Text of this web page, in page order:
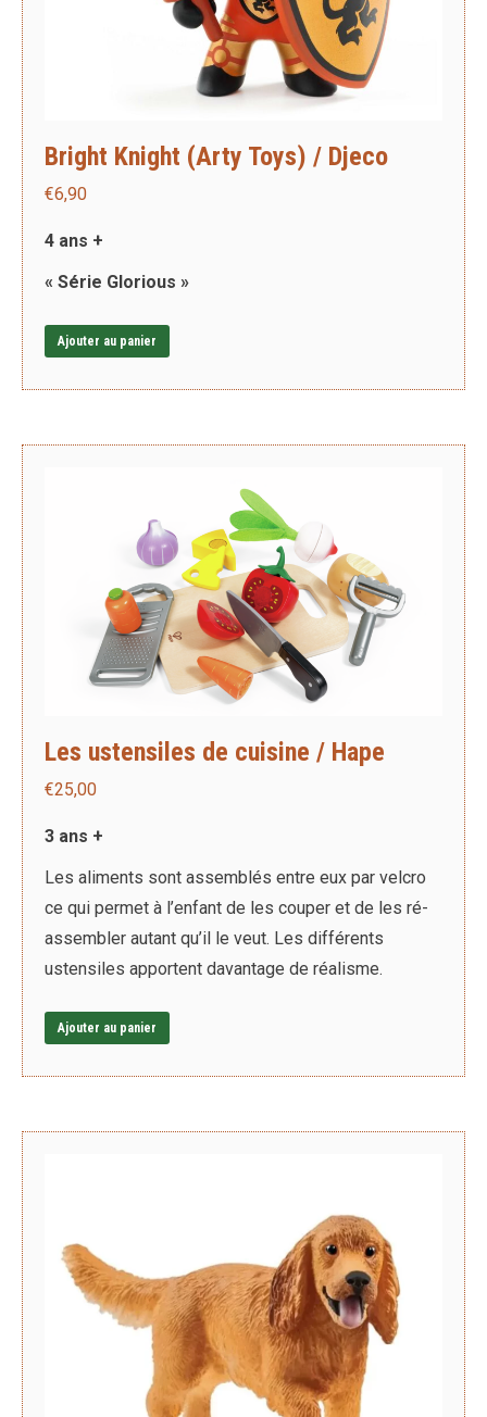
Bright Knight (Arty Toys) / Djeco
€6,90
4 ans +
« Série Glorious »
Ajouter au panier
Les ustensiles de cuisine / Hape
€25,00
3 ans +
Les aliments sont assemblés entre eux par velcro
ce qui permet à l’enfant de les couper et de les ré-
assembler autant qu’il le veut. Les différents
ustensiles apportent davantage de réalisme.
Ajouter au panier